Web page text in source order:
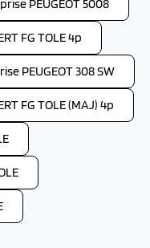
PEUGEOT 5008
FG TOLE 4p
PEUGEOT 308 SW
FG TOLE (MAJ) 4p